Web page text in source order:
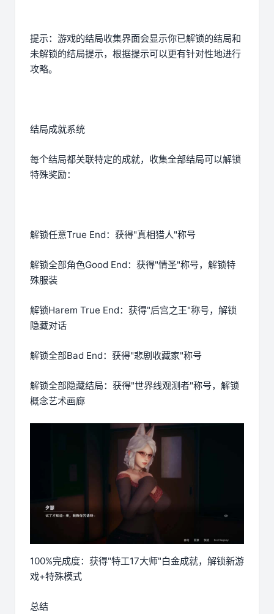
提示：游戏的结局收集界面会显示你已解锁的结局和
未解锁的结局提示，根据提示可以更有针对性地进行
攻略。
结局成就系统
每个结局都关联特定的成就，收集全部结局可以解锁
特殊奖励：
解锁任意True End：获得"真相猎人"称号
解锁全部角色Good End：获得"情圣"称号，解锁特
殊服装
解锁Harem True End：获得"后宫之王"称号，解锁
隐藏对话
解锁全部Bad End：获得"悲剧收藏家"称号
解锁全部隐藏结局：获得"世界线观测者"称号，解锁
概念艺术画廊
100%完成度：获得"特工17大师"白金成就，解锁新游
戏+特殊模式
总结